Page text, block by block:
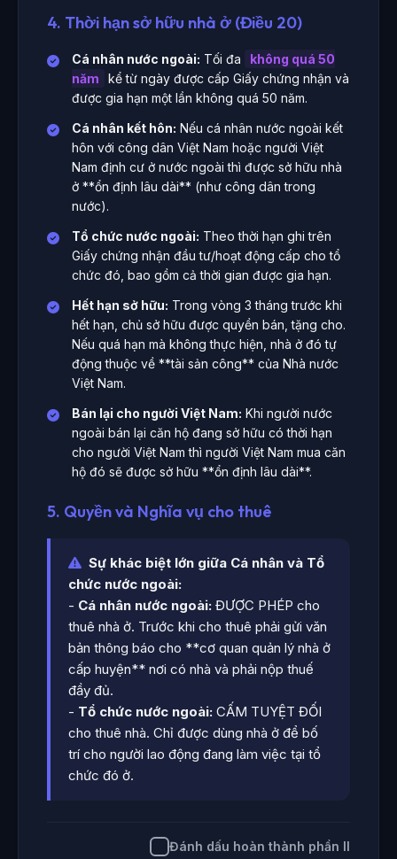
4. Thời hạn sở hữu nhà ở (Điều 20)
Cá nhân nước ngoài: Tối đa
không quá 50
năm
kể từ ngày được cấp Giấy chứng nhận và
được gia hạn một lần không quá 50 năm.
Cá nhân kết hôn: Nếu cá nhân nước ngoài kết
hôn với công dân Việt Nam hoặc người Việt
Nam định cư ở nước ngoài thì được sở hữu nhà
ở **ổn định lâu dài** (như công dân trong
nước).
Tổ chức nước ngoài: Theo thời hạn ghi trên
Giấy chứng nhận đầu tư/hoạt động cấp cho tổ
chức đó, bao gồm cả thời gian được gia hạn.
Hết hạn sở hữu: Trong vòng 3 tháng trước khi
hết hạn, chủ sở hữu được quyền bán, tặng cho.
Nếu quá hạn mà không thực hiện, nhà ở đó tự
động thuộc về **tài sản công** của Nhà nước
Việt Nam.
Bán lại cho người Việt Nam: Khi người nước
ngoài bán lại căn hộ đang sở hữu có thời hạn
cho người Việt Nam thì người Việt Nam mua căn
hộ đó sẽ được sở hữu **ổn định lâu dài**.
5. Quyền và Nghĩa vụ cho thuê
Sự khác biệt lớn giữa Cá nhân và Tổ
chức nước ngoài:
- Cá nhân nước ngoài: ĐƯỢC PHÉP cho
thuê nhà ở. Trước khi cho thuê phải gửi văn
bản thông báo cho **cơ quan quản lý nhà ở
cấp huyện** nơi có nhà và phải nộp thuế
đầy đủ.
- Tổ chức nước ngoài: CẤM TUYỆT ĐỐI
cho thuê nhà. Chỉ được dùng nhà ở để bố
trí cho người lao động đang làm việc tại tổ
chức đó ở.
Đánh dấu hoàn thành phần II